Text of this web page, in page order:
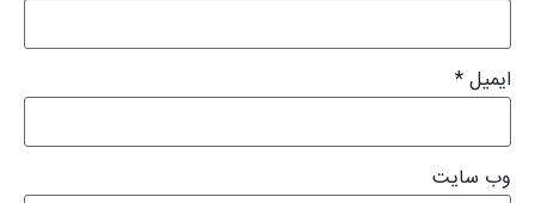
ایمیل*
وب‌ سایت